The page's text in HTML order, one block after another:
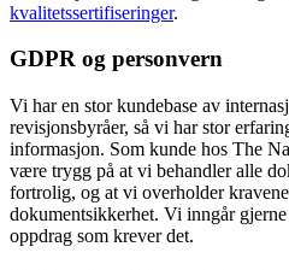
kvalitetssertifiseringer.
GDPR og personvern
Vi har en stor kundebase av
revisjonsbyråer, så vi har stor
informasjon. Som kunde hos The
være trygg på at vi behandler alle
fortrolig, og at vi overholder
dokumentsikkerhet. Vi inngår
oppdrag som krever det.